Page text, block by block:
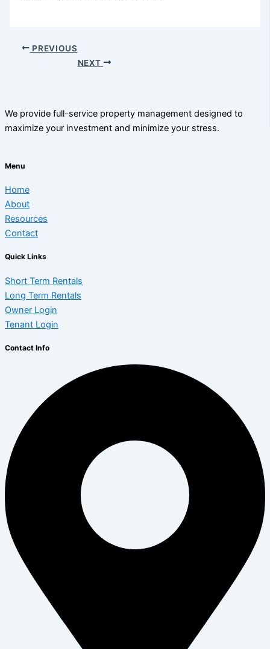
PREVIOUS
NEXT
We provide full-service property management designed to
maximize your investment and minimize your stress.
Menu
Home
About
Resources
Contact
Quick Links
Short Term Rentals
Long Term Rentals
Owner Login
Tenant Login
Contact Info